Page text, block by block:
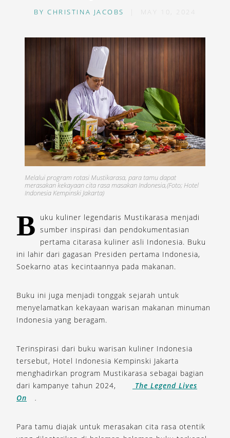
BYCHRISTINA JACOBS MAY 10, 2024
Melalui program rotasi Mustikarasa, para tamu dapat
merasakan kekayaan cita rasa masakan Indonesia,(Foto; Hotel
Indonesia Kempinski Jakarta)
B uku kuliner legendaris Mustikarasa menjadi
sumber inspirasi dan pendokumentasian
pertama citarasa kuliner asli Indonesia. Buku
ini lahir dari gagasan Presiden pertama Indonesia,
Soekarno atas kecintaannya pada makanan.
Buku ini juga menjadi tonggak sejarah untuk
menyelamatkan kekayaan warisan makanan minuman
Indonesia yang beragam.
Terinspirasi dari buku warisan kuliner Indonesia
tersebut, Hotel Indonesia Kempinski Jakarta
menghadirkan program Mustikarasa sebagai bagian
dari kampanye tahun 2024,
The Legend Lives
On
.
Para tamu diajak untuk merasakan cita rasa otentik